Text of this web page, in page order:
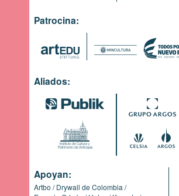
Patrocina:
Aliados:
Apoyan:
Artbo
Drywall de Colombia